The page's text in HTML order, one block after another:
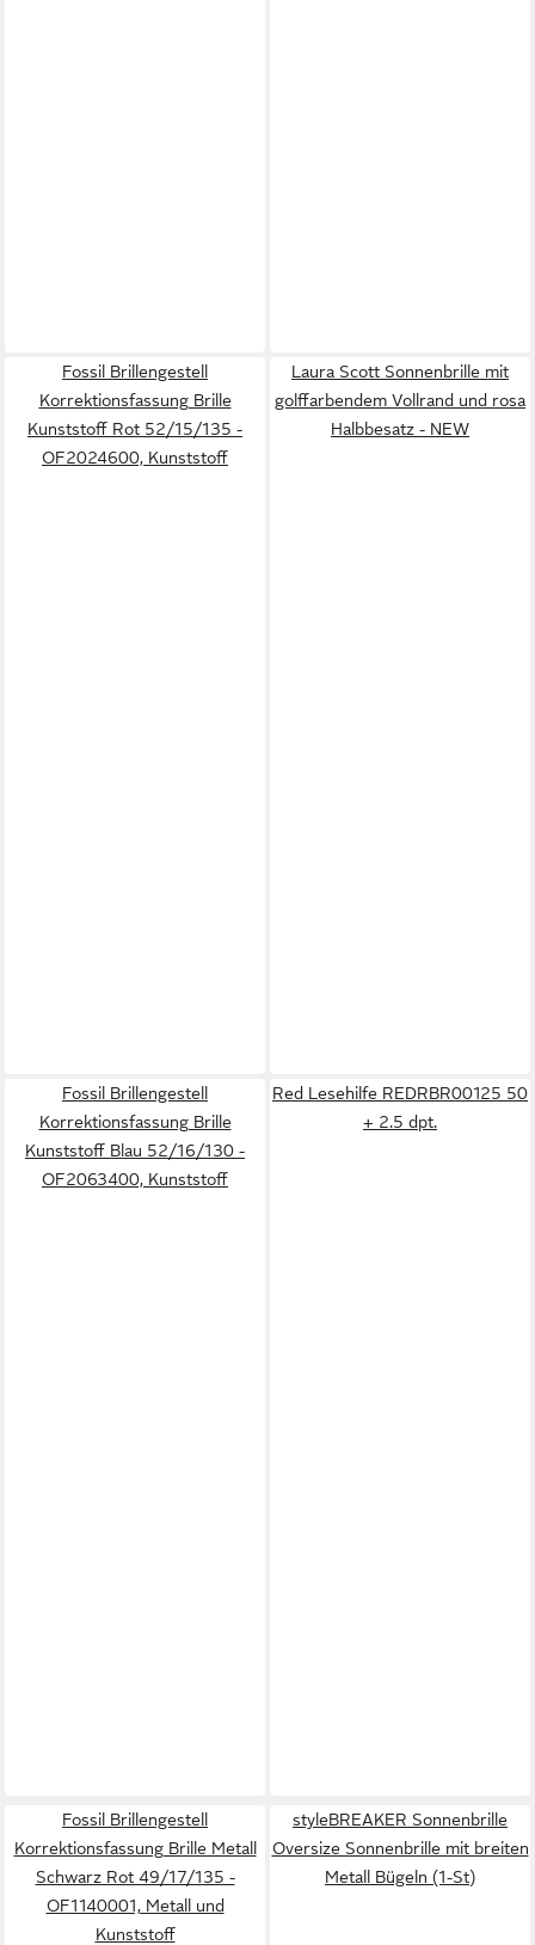
Fossil Brillengestell
Korrektionsfassung Brille
Kunststoff Rot 52/15/135 -
OF2024600, Kunststoff
Laura Scott Sonnenbrille mit
golffarbendem Vollrand und rosa
Halbbesatz - NEW
Fossil Brillengestell
Korrektionsfassung Brille
Kunststoff Blau 52/16/130 -
OF2063400, Kunststoff
Red Lesehilfe REDRBR00125 50
+ 2.5 dpt.
Fossil Brillengestell
Korrektionsfassung Brille Metall
Schwarz Rot 49/17/135 -
OF1140001, Metall und
Kunststoff
styleBREAKER Sonnenbrille
Oversize Sonnenbrille mit breiten
Metall Bügeln (1-St)